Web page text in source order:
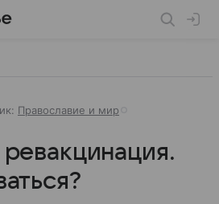
Православие и мир